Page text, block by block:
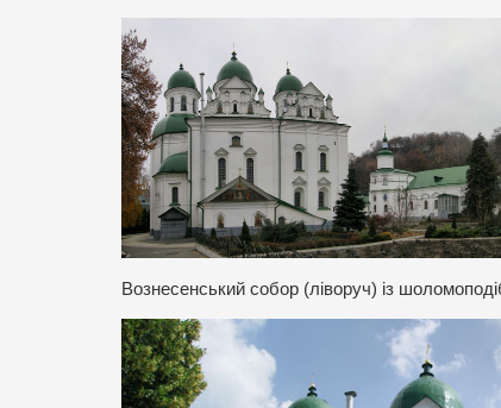
Вознесенський собор (ліворуч) із